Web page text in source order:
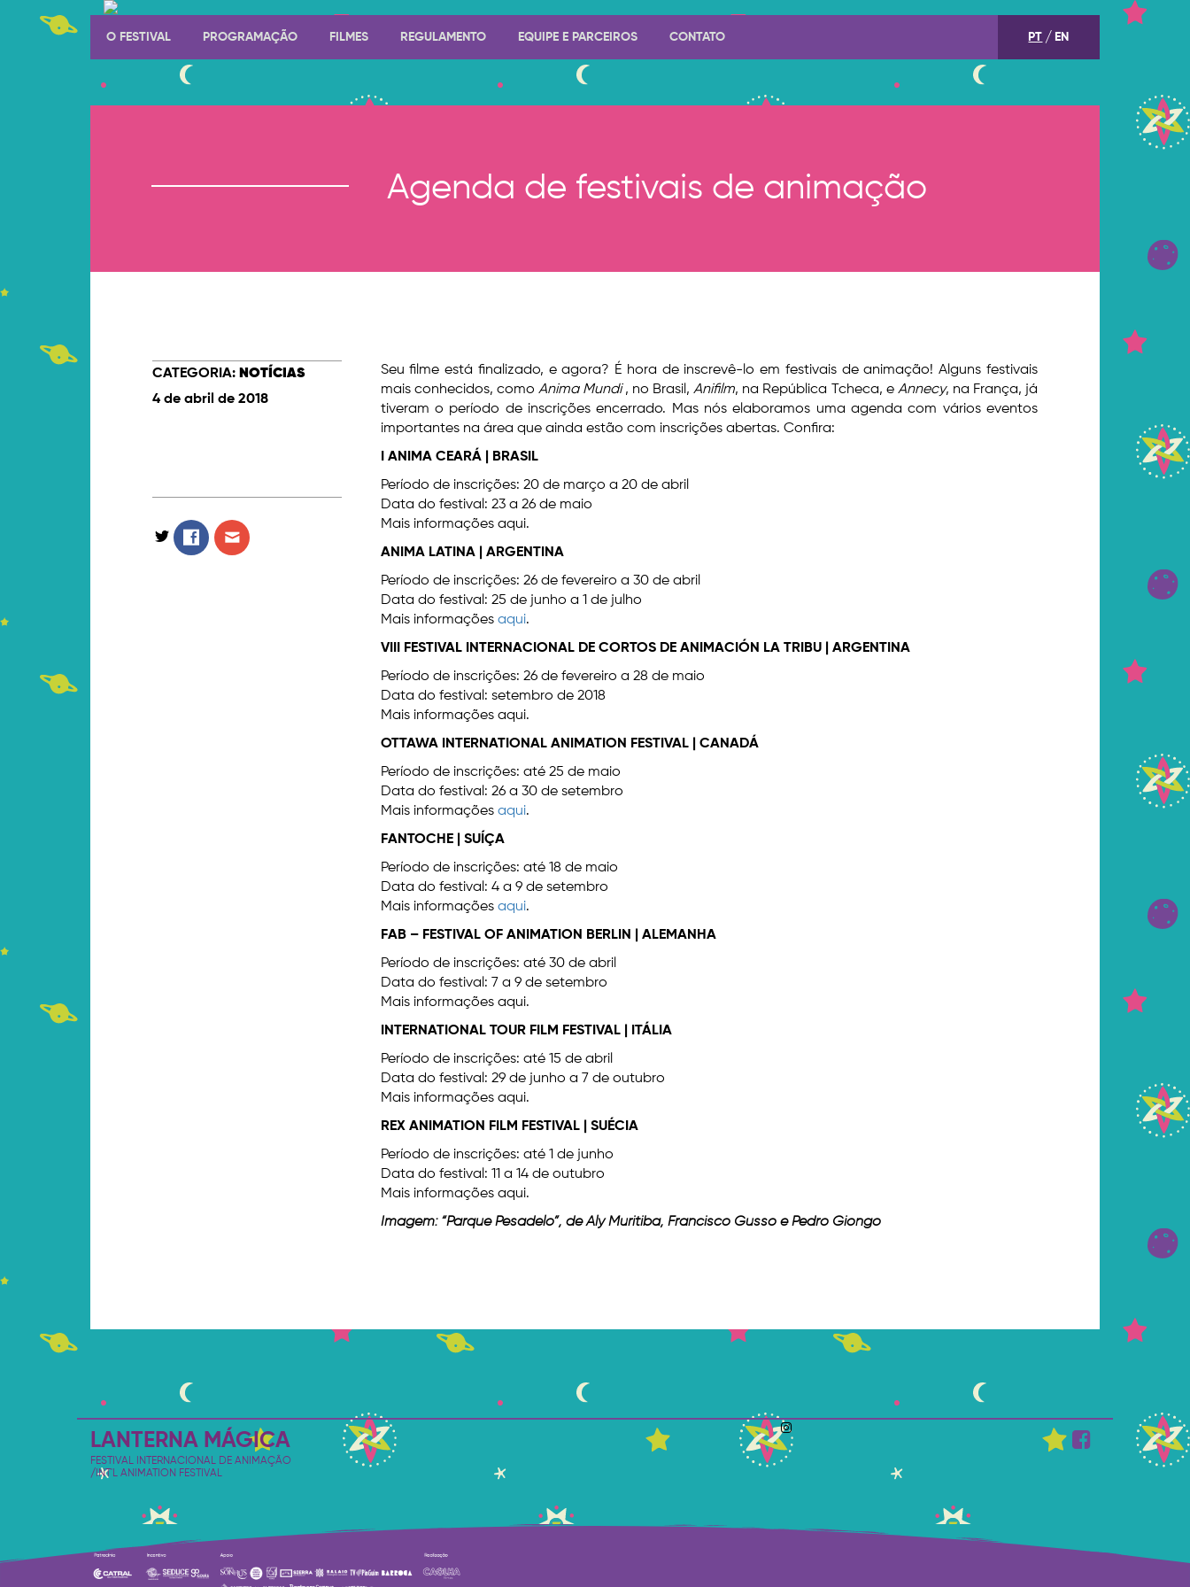
O FESTIVAL PROGRAMAÇÃO FILMES REGULAMENTO EQUIPE E PARCEIROS CONTATO PT EN
Agenda de festivais de animação
CATEGORIA: NOTÍCIAS
4 de abril de 2018
Seu filme está finalizado, e agora? É hora de inscrevê-lo em festivais de animação! Alguns festivais
mais conhecidos, como Anima Mundi, no Brasil,Anifilm, na República Tcheca, e Annecy, na França, já
tiveram o período de inscrições encerrado. Mas nós elaboramos uma agenda com vários eventos
importantes na área que ainda estão com inscrições abertas. Confira:
I ANIMA CEARÁ | BRASIL
Período de inscrições: 20 de março a 20 de abril
Data do festival: 23 a 26 de maio
Mais informações aqui.
ANIMA LATINA | ARGENTINA
Período de inscrições: 26 de fevereiro a 30 de abril
Data do festival: 25 de junho a 1 de julho
Mais informações aqui.
VIII FESTIVAL INTERNACIONAL DE CORTOS DE ANIMACIÓN LA TRIBU | ARGENTINA
Período de inscrições: 26 de fevereiro a 28 de maio
Data do festival: setembro de 2018
Mais informações aqui.
OTTAWA INTERNATIONAL ANIMATION FESTIVAL | CANADÁ
Período de inscrições: até 25 de maio
Data do festival: 26 a 30 de setembro
Mais informações aqui.
FANTOCHE | SUÍÇA
Período de inscrições: até 18 de maio
Data do festival: 4 a 9 de setembro
Mais informações aqui.
FAB – FESTIVAL OF ANIMATION BERLIN | ALEMANHA
Período de inscrições: até 30 de abril
Data do festival: 7 a 9 de setembro
Mais informações aqui.
INTERNATIONAL TOUR FILM FESTIVAL | ITÁLIA
Período de inscrições: até 15 de abril
Data do festival: 29 de junho a 7 de outubro
Mais informações aqui.
REX ANIMATION FILM FESTIVAL | SUÉCIA
Período de inscrições: até 1 de junho
Data do festival: 11 a 14 de outubro
Mais informações aqui.
Imagem: “Parque Pesadelo”, de Aly Muritiba, Francisco Gusso e Pedro Giongo
LANTERNA MÁGICA
FESTIVAL INTERNACIONAL DE ANIMAÇÃO
/INT'L ANIMATION FESTIVAL